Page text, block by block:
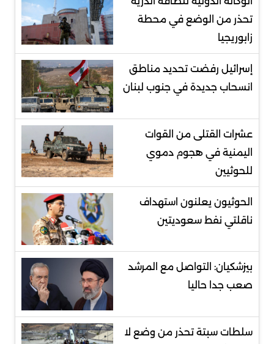
تحذر من الوضع في محطة
زابوريجيا
إسرائيل رفضت تحديد مناطق
انسحاب جديدة في جنوب لبنان
عشرات القتلى من القوات
اليمنية في هجوم دموي
للحوثيين
الحوثيون يعلنون استهداف
ناقلتي نفط سعوديتين
بيزشكيان: التواصل مع المرشد
صعب جدا حاليا
سلطات سبتة تحذر من وضع لا